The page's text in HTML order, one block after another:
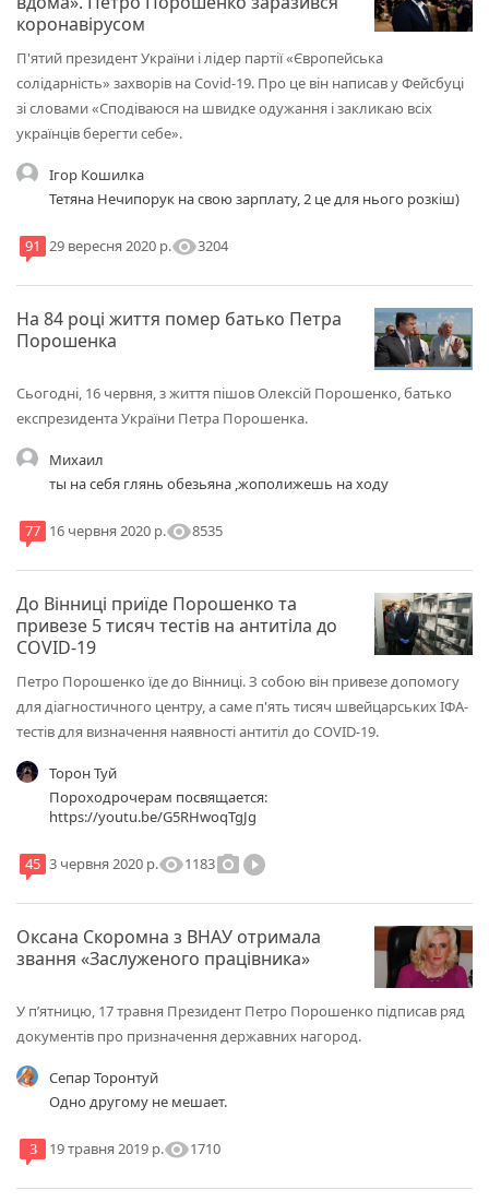
коронавірусом
П'ятий президент України і лідер партії «Європейська
солідарність» захворів на Covid-19. Про це він написав у Фейсбуці
зі словами «Сподіваюся на швидке одужання і закликаю всіх
українців берегти себе».
Ігор Кошилка
Тетяна Нечипорук на свою зарплату, 2 це для нього розкіш)
91 29 вересня 2020 р.visibility3204
На 84 році життя помер батько Петра
Порошенка
Сьогодні, 16 червня, з життя пішов Олексій Порошенко, батько
експрезидента України Петра Порошенка.
Михаил
ты на себя глянь обезьяна ,жополижешь на ходу
77 16 червня 2020 р.visibility8535
До Вінниці приїде Порошенко та
привезе 5 тисяч тестів на антитіла до
COVID-19
Петро Порошенко їде до Вінниці. З собою він привезе допомогу
для діагностичного центру, а саме п'ять тисяч швейцарських ІФА-
тестів для визначення наявності антитіл до COVID-19.
Торон Туй
Пороходрочерам посвящается:
https://youtu.be/G5RHwoqTgJg
45 3 червня 2020 р.visibility1183photo_cameraplay_circle_filled
Оксана Скоромна з ВНАУ отримала
звання «Заслуженого працівника»
У п’ятницю, 17 травня Президент Петро Порошенко підписав ряд
документів про призначення державних нагород.
Сепар Торонтуй
Одно другому не мешает.
3 19 травня 2019 р.visibility1710